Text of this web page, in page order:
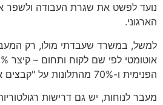
נועד לפשט את שגרת העבודה ולשפר
הארגוני.
למשל, במשרד שעבדתי מולו, רק
הפנימית ו-70% מהתלונות על "קבצים אבודים".
מעבר לנוחות, יש גם דרישות